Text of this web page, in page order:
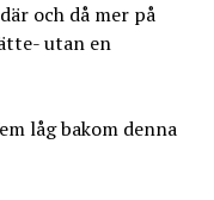
och då mer på
utan en
låg bakom denna